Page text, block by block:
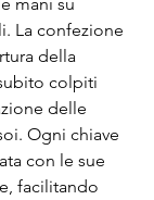
La confezione
della
colpiti
delle
Ogni chiave
con le sue
facilitando